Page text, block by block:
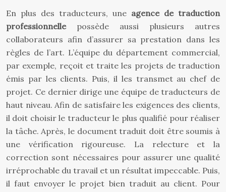
En plus des traducteurs, une agence de traduction
professionnelle possède aussi plusieurs autres
collaborateurs afin d’assurer sa prestation dans les
règles de l’art. L’équipe du département commercial,
par exemple, reçoit et traite les projets de traduction
émis par les clients. Puis, il les transmet au chef de
projet. Ce dernier dirige une équipe de traducteurs de
haut niveau. Afin de satisfaire les exigences des clients,
il doit choisir le traducteur le plus qualifié pour réaliser
la tâche. Après, le document traduit doit être soumis à
une vérification rigoureuse. La relecture et la
correction sont nécessaires pour assurer une qualité
irréprochable du travail et un résultat impeccable. Puis,
il faut envoyer le projet bien traduit au client. Pour